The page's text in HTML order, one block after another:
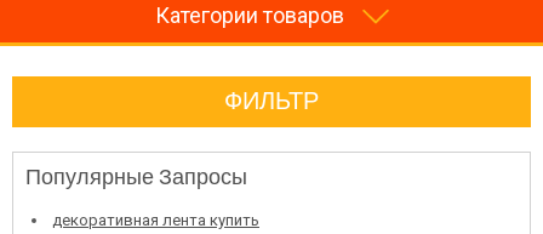
Категории товаров
ФИЛЬТР
Популярные Запросы
декоративная лента купить